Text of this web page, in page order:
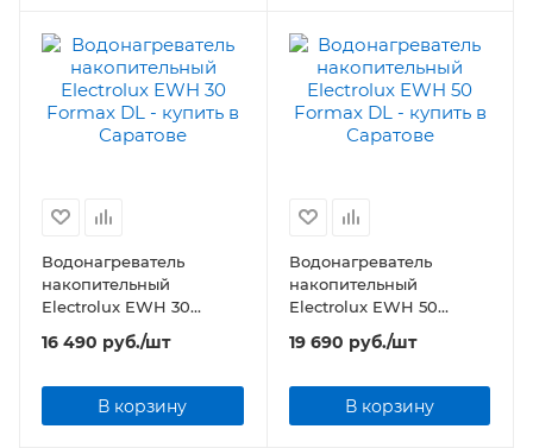
Водонагреватель
накопительный
Electrolux EWH 30
16 490 руб./шт
В корзину
Водонагреватель
накопительный
Electrolux EWH 50
19 690 руб./шт
В корзину